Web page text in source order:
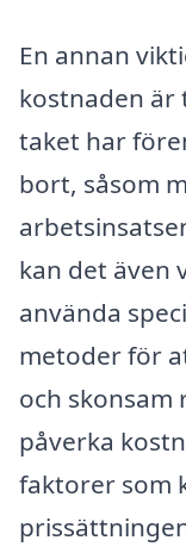
En annan
kostnaden är
taket har
bort, såsom
kan det även
använda
metoder för
och skonsam
påverka
faktorer som